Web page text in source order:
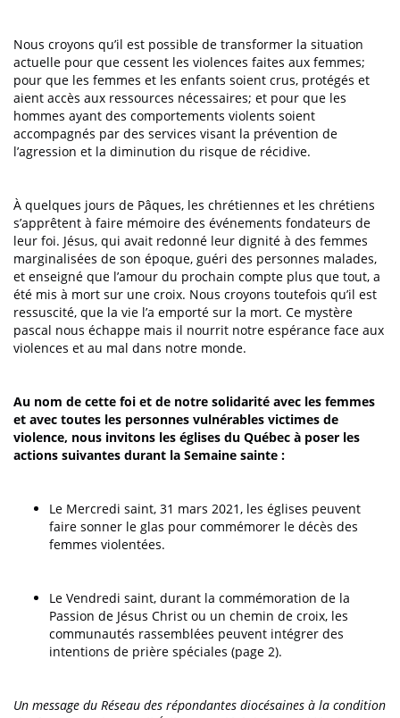
Nous croyons qu’il est possible de transformer la situation
actuelle pour que cessent les violences faites aux femmes;
pour que les femmes et les enfants soient crus, protégés et
aient accès aux ressources nécessaires; et pour que les
hommes ayant des comportements violents soient
accompagnés par des services visant la prévention de
l’agression et la diminution du risque de récidive.
À quelques jours de Pâques, les chrétiennes et les chrétiens
s’apprêtent à faire mémoire des événements fondateurs de
leur foi. Jésus, qui avait redonné leur dignité à des femmes
marginalisées de son époque, guéri des personnes malades,
et enseigné que l’amour du prochain compte plus que tout, a
été mis à mort sur une croix. Nous croyons toutefois qu’il est
ressuscité, que la vie l’a emporté sur la mort. Ce mystère
pascal nous échappe mais il nourrit notre espérance face aux
violences et au mal dans notre monde.
Au nom de cette foi et de notre solidarité avec les femmes
et avec toutes les personnes vulnérables victimes de
violence, nous invitons les églises du Québec à poser les
actions suivantes durant la Semaine sainte :
Le Mercredi saint, 31 mars 2021, les églises peuvent
faire sonner le glas pour commémorer le décès des
femmes violentées.
Le Vendredi saint, durant la commémoration de la
Passion de Jésus Christ ou un chemin de croix, les
communautés rassemblées peuvent intégrer des
intentions de prière spéciales (page 2).
Un message du Réseau des répondantes diocésaines à la condition